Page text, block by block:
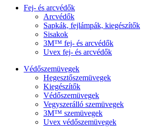
Fej- és arcvédők
Arcvédők
Sapkák, fejlámpák, kiegészítők
Sisakok
3M™ fej- és arcvédők
Uvex fej- és arcvédők
Védőszemüvegek
Hegesztőszemüvegek
Kiegészítők
Védőszemüvegek
Vegyszerálló szemüvegek
3M™ szemüvegek
Uvex védőszemüvegek